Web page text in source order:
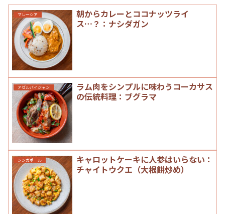
マレーシア
朝からカレーとココナッツライ
ス…？：ナシダガン
アゼルバイジャン
ラム肉をシンプルに味わうコーカサス
の伝統料理：ブグラマ
シンガポール
キャロットケーキに人参はいらない：
チャイトウクエ（大根餅炒め）